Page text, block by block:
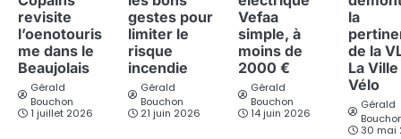
revisite
l’oenotouris
me dans le
Beaujolais
Gérald
Bouchon
1 juillet 2026
gestes pour
limiter le
risque
incendie
Gérald
Bouchon
21 juin 2026
Vefaa
simple, à
moins de
2000 €
Gérald
Bouchon
14 juin 2026
la
de la
La Ville
Vélo
Gérald
30 mai